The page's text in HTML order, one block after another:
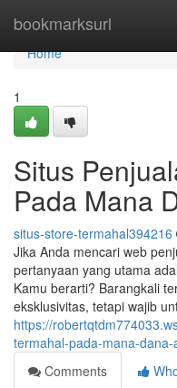
bookmarksurl
Home
Home
1
Situs
Pada Mana
situs-store-termahal394216
Jika Anda mencari web
pertanyaan yang utama
Kamu berarti? Barangkali
eksklusivitas, tetapi wajib
https://
termahal-pada-mana-
Comments